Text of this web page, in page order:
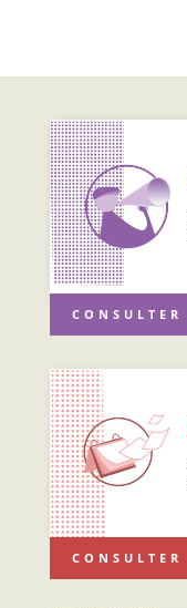
CONSULTER
CONSULTER